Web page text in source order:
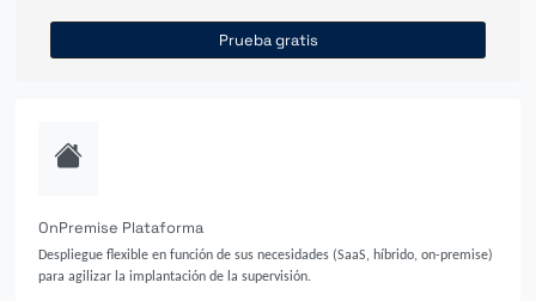
Prueba gratis
OnPremise Plataforma
Despliegue flexible en función de sus necesidades (SaaS, híbrido, on-premise)
para agilizar la implantación de la supervisión.